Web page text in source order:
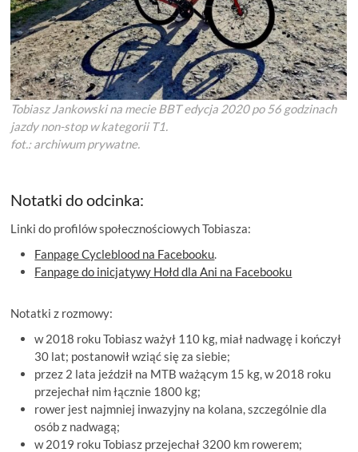
Tobiasz Jankowski na mecie BBT edycja 2020 po 56 godzinach
jazdy non-stop w kategorii T1.
fot.: archiwum prywatne.
Notatki do odcinka:
Linki do profilów społecznościowych Tobiasza:
Fanpage Cycleblood na Facebooku.
Fanpage do inicjatywy Hołd dla Ani na Facebooku
Notatki z rozmowy:
w 2018 roku Tobiasz ważył 110 kg, miał nadwagę i kończył
30 lat; postanowił wziąć się za siebie;
przez 2 lata jeździł na MTB ważącym 15 kg, w 2018 roku
przejechał nim łącznie 1800 kg;
rower jest najmniej inwazyjny na kolana, szczególnie dla
osób z nadwagą;
w 2019 roku Tobiasz przejechał 3200 km rowerem;